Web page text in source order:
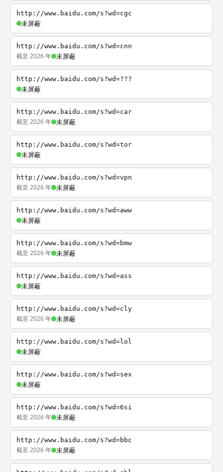
http://www.baidu.com/s?wd=cgc
未屏蔽
http://www.baidu.com/s?wd=cnn
截至 2026 年 未屏蔽
http://www.baidu.com/s?wd=???
未屏蔽
http://www.baidu.com/s?wd=car
截至 2026 年 未屏蔽
http://www.baidu.com/s?wd=tor
未屏蔽
http://www.baidu.com/s?wd=vpn
截至 2026 年 未屏蔽
http://www.baidu.com/s?wd=aww
未屏蔽
http://www.baidu.com/s?wd=bmw
截至 2026 年 未屏蔽
http://www.baidu.com/s?wd=ass
未屏蔽
http://www.baidu.com/s?wd=cly
截至 2026 年 未屏蔽
http://www.baidu.com/s?wd=lol
未屏蔽
http://www.baidu.com/s?wd=sex
未屏蔽
http://www.baidu.com/s?wd=6si
截至 2026 年 未屏蔽
http://www.baidu.com/s?wd=bbc
截至 2026 年 未屏蔽